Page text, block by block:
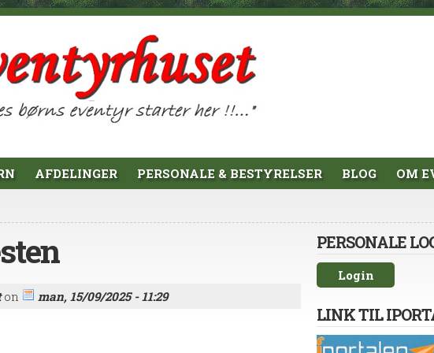
AFDELINGER PERSONALE & BESTYRELSER BLOG OM
on man, 15/09/2025 - 11:29
PERSONALE
Login
LINK TIL